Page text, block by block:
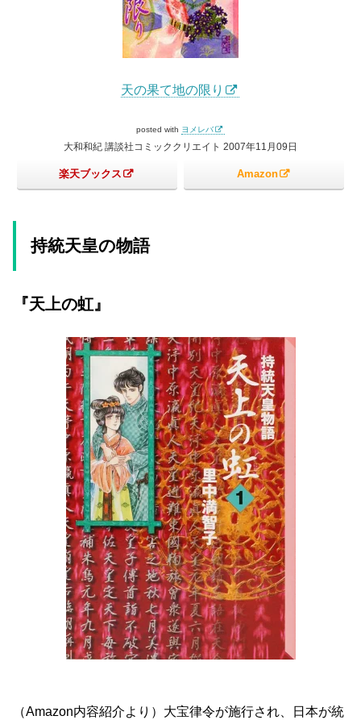
天の果て地の限り
posted with ヨメレバ
大和和紀 講談社コミッククリエイト 2007年11月09日
楽天ブックス Amazon
持統天皇の物語
『天上の虹』
（Amazon内容紹介より）大宝律令が施行され、日本が統